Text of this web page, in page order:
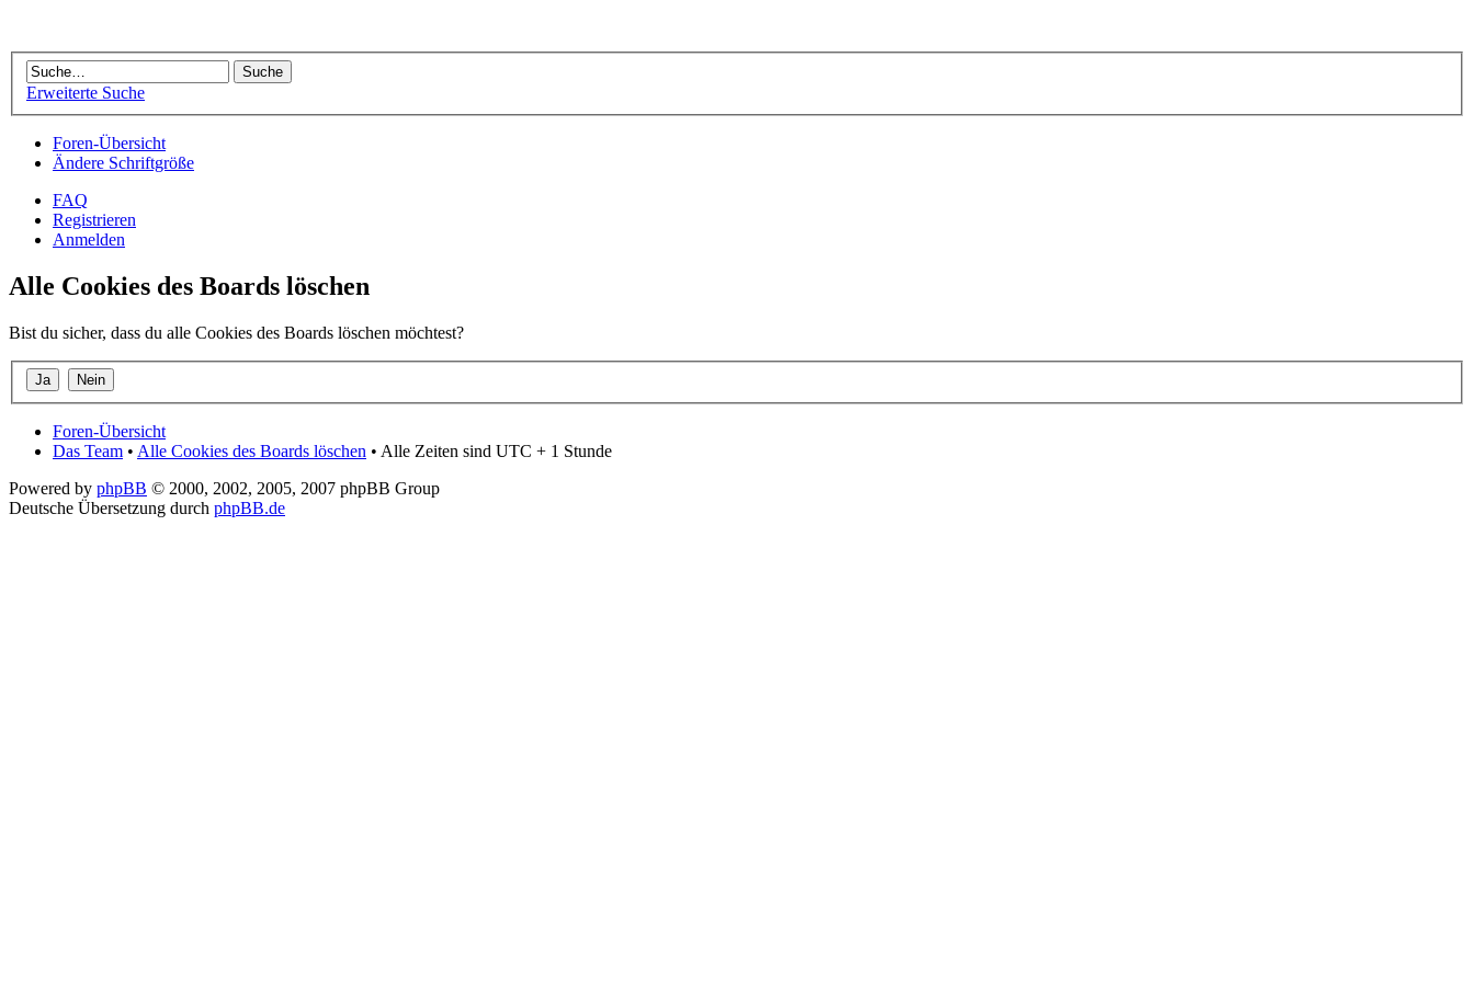
Erweiterte Suche
Foren-Übersicht
Ändere Schriftgröße
FAQ
Registrieren
Anmelden
Alle Cookies des Boards löschen
Bist du sicher, dass du alle Cookies des Boards löschen möchtest?
Foren-Übersicht
Das Team • Alle Cookies des Boards löschen • Alle Zeiten sind UTC + 1 Stunde
Powered by phpBB © 2000, 2002, 2005, 2007 phpBB Group
Deutsche Übersetzung durch phpBB.de